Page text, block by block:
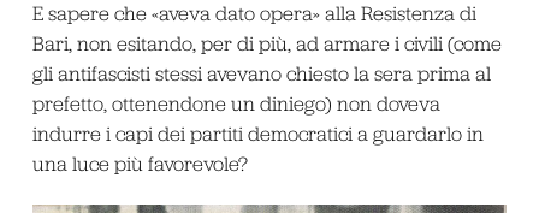
E sapere che «aveva dato opera» alla Resistenza di
Bari, non esitando, per di più, ad armare i civili (come
gli antifascisti stessi avevano chiesto la sera prima al
prefetto, ottenendone un diniego) non doveva
indurre i capi dei partiti democratici a guardarlo in
una luce più favorevole?